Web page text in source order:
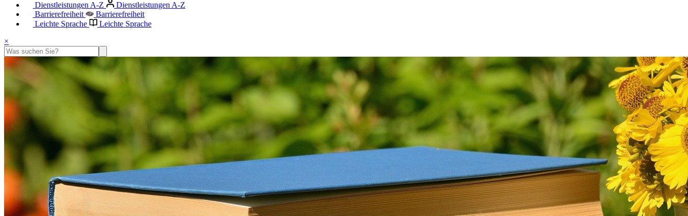
Dienstleistungen A-Z
Dienstleistungen A-Z
Barrierefreiheit
Barrierefreiheit
Leichte Sprache
Leichte Sprache
×